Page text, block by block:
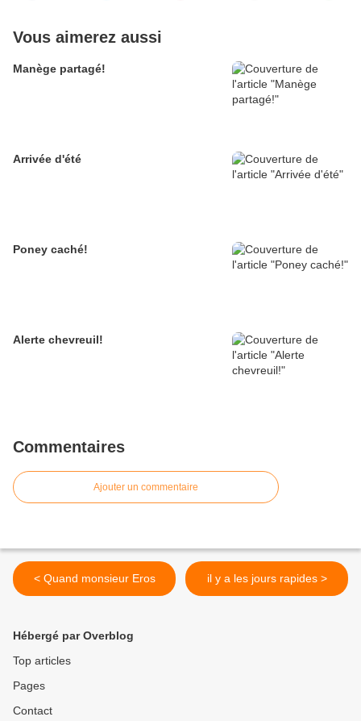
Vous aimerez aussi
Manège partagé!
Arrivée d'été
Poney caché!
Alerte chevreuil!
Commentaires
Ajouter un commentaire
< Quand monsieur Eros il y a les jours rapides >
Hébergé par Overblog
Top articles
Pages
Contact